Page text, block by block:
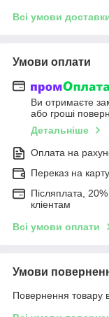
Всі умови
Умови оплати
Ви отримаєте
або гроші
Детальніше
Оплата на
Переказ на
Післяплата,
кліентам
Всі умови оплати
Умови
Повернення товару